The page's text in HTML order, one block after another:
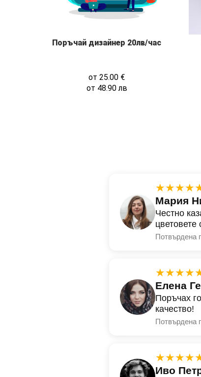
Поръчай дизайнер 20лв/час
от25.00 €
от 48.90лв
Мария
Честно
цветовете
Потвърдена
Елена
Поръчах
качество!
Потвърдена
Иво